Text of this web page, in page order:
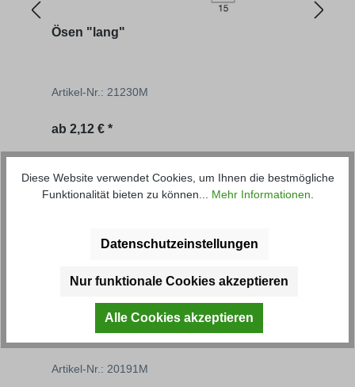
Ösen "lang"
Artikel-Nr.: 21230M
ab 2,12 € *
Artikel-Nr.: 20191M
Diese Website verwendet Cookies, um Ihnen die bestmögliche
Funktionalität bieten zu können... Mehr Informationen.
Datenschutzeinstellungen
Nur funktionale Cookies akzeptieren
Alle Cookies akzeptieren